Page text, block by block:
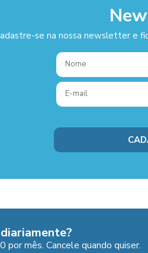
se na nossa newsletter e
por mês. Cancele quando quiser.